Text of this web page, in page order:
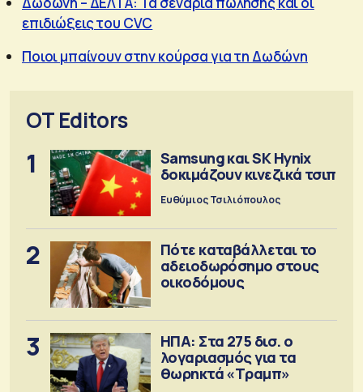
επιδιώξεις του CVC
Ποιοι μπαίνουν στην κούρσα για τη Δωδώνη
OT Editors
1
Samsung και SK Hynix
δοκιμάζουν κινεζικά τσιπ
Ευθύμιος Τσιλιόπουλος
2
Πότε καταβάλλεται το
αδειοδωρόσημο στους
οικοδόμους
3
ΗΠΑ: Στα 275 δισ. ο
λογαριασμός για τα
θωρηκτά «Τραμπ»